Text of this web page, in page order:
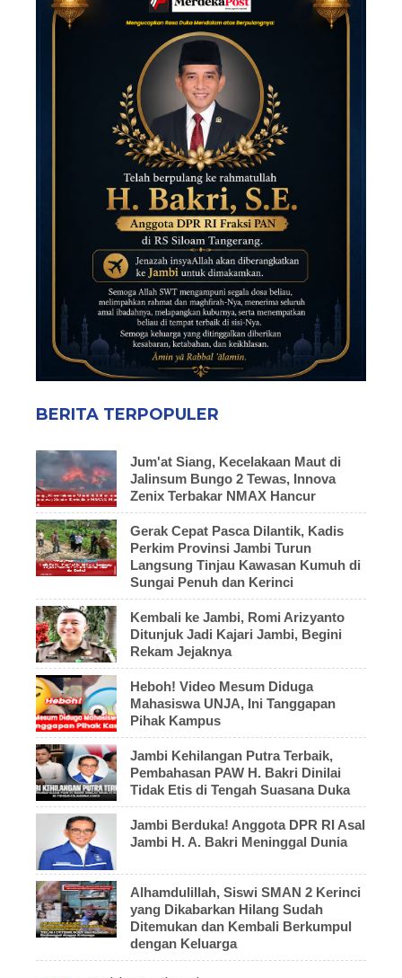
BERITA TERPOPULER
Jum'at Siang, Kecelakaan Maut di
Jalinsum Bungo 2 Tewas, Innova
Zenix Terbakar NMAX Hancur
Gerak Cepat Pasca Dilantik, Kadis
Perkim Provinsi Jambi Turun
Langsung Tinjau Kawasan Kumuh di
Sungai Penuh dan Kerinci
Kembali ke Jambi, Romi Arizyanto
Ditunjuk Jadi Kajari Jambi, Begini
Rekam Jejaknya
Heboh! Video Mesum Diduga
Mahasiswa UNJA, Ini Tanggapan
Pihak Kampus
Jambi Kehilangan Putra Terbaik,
Pembahasan PAW H. Bakri Dinilai
Tidak Etis di Tengah Suasana Duka
Jambi Berduka! Anggota DPR RI Asal
Jambi H. A. Bakri Meninggal Dunia
Alhamdulillah, Siswi SMAN 2 Kerinci
yang Dikabarkan Hilang Sudah
Ditemukan dan Kembali Berkumpul
dengan Keluarga